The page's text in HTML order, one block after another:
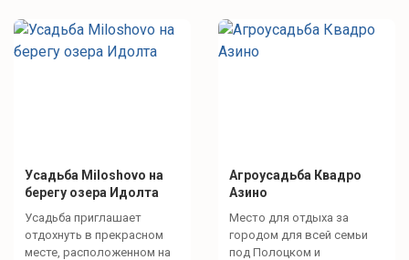
Усадьба Miloshovo на
берегу озера Идолта
Усадьба приглашает
отдохнуть в прекрасном
месте, расположенном на
Агроусадьба Квадро
Азино
Место для отдыха за
городом для всей семьи
под Полоцком и